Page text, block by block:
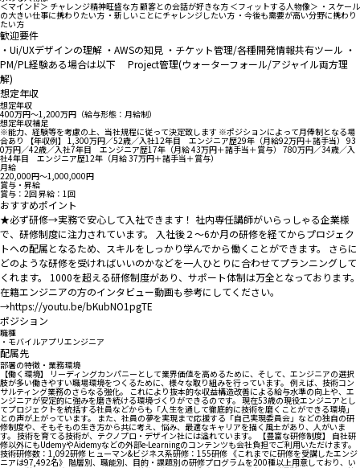
＜マインド＞ チャレンジ精神旺盛な方 顧客との会話が好きな方 ＜フィットする人物像＞ ・スケール
の大きい仕事に携わりたい方 ・新しいことにチャレンジしたい方 ・今後も需要が高い分野に携わり
たい方
歓迎要件
・Ui/UXデザインの理解 ・AWSの知見 ・チケット管理/各種開発情報共有ツール ・
PM/PL経験ある場合は以下 Project管理(ウォーターフォール/アジャイル両方理
解)
想定年収
想定年収
400万円〜1,200万円（給与形態：月給制）
想定年収補足
※能力、経験等を考慮の上、当社規程に従って決定致します ※ポジションによって月俸制となる場
合あり 【年収例】 1,300万円／52歳／入社12年目 エンジニア歴29年（月給92万円＋諸手当） 93
0万円／42歳／入社7年目 エンジニア歴17年（月給 43万円＋諸手当＋賞与） 780万円／34歳／入
社4年目 エンジニア歴12年（月給 37万円＋諸手当＋賞与）
月給
220,000円〜1,000,000円
賞与・昇給
賞与：2回 昇給：1回
おすすめポイント
★必ず研修→実務で安心して入社できます！ 社内専任講師がいらっしゃる企業様
で、研修制度に注力されています。 入社後２～6か月の研修を経てからプロジェク
トへの配属となるため、スキルをしっかり学んでから働くことができます。 さらに
どのような研修を受ければいいのかなどを一人ひとりに合わせてプランニングして
くれます。 1000を超える研修制度があり、サポート体制は万全となっております。
在籍エンジニアの方のインタビュー動画も参考にしてください。
→https://youtu.be/bKubNO1pgTE
ポジション
職種
・モバイルアプリエンジニア
配属先
部署の特徴・業務環境
【働く環境】 リーディングカンパニーとして業界価値を高めるために、そして、エンジニアの選択
肢が多い働きやすい職場環境をつくるために、様々な取り組みを行っています。 例えば、技術コン
サルティング業務のさらなる強化。 これにより抜本的な収益構造改善による給与水準の向上や、エ
ンジニアが安定的に強みを磨き続ける環境づくりができるのです。 現在53歳の現役エンジニアとし
てプロジェクトを統括する社員などからも「人生を通して徹底的に技術を磨くことができる環境」
との声が上がっています。 また、社員の夢を実現まで応援する「自己実現委員会」などの独自の研
修制度や、そもそもの生き方から共に考え、悩み、最適なキャリアを描く風土があり、人がいま
す。 技術を育てる技術が、テクノプロ・デザイン社には溢れています。 【豊富な研修制度】 自社研
修以外にもUdemyやAidemyなどの外部e-Learningのコンテンツも会社負担でご利用いただけます。
技術研修数：1,092研修 ヒューマン&ビジネス系研修：155研修 《これまでに研修を受講したエンジ
ニアは97,492名》 階層別、職能別、目的・課題別の研修プログラムを200種以上用意しており、い